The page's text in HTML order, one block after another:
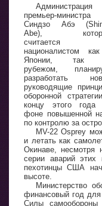
Администрация
премьер-министра
Синдзо Абэ
Abe),
считается
националистом
Японии, так
рубежом,
разработать
руководящие
оборонной
концу этого года
фоне повышенной
по контролю за
MV-22 Osprey
и летать как
Окинаве, несмотря
серии аварий этих
пехотинцы США
высоте.
Министерство
финансовый год для
Силы